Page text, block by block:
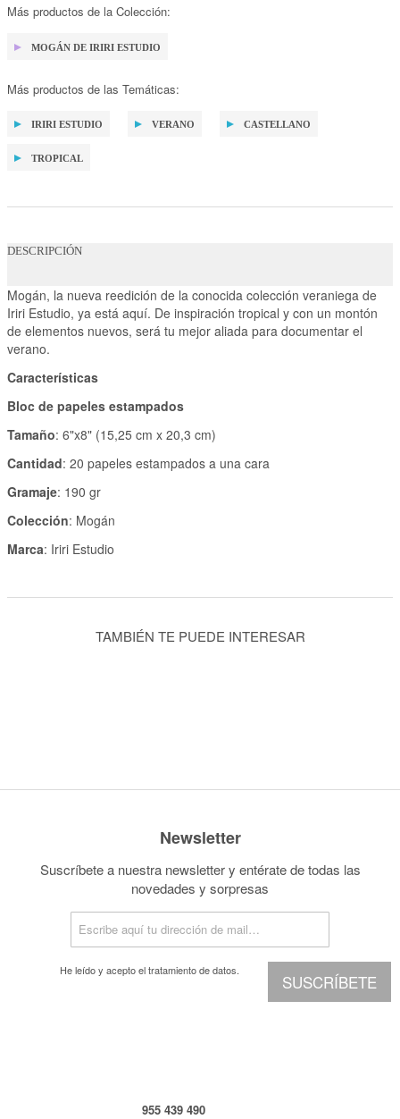
Más productos de la Colección:
MOGÁN DE IRIRI ESTUDIO
Más productos de las Temáticas:
IRIRI ESTUDIO VERANO CASTELLANO
TROPICAL
DESCRIPCIÓN
Mogán, la nueva reedición de la conocida colección veraniega de
Iriri Estudio, ya está aquí. De inspiración tropical y con un montón
de elementos nuevos, será tu mejor aliada para documentar el
verano.
Características
Bloc de papeles estampados
Tamaño: 6"x8" (15,25 cm x 20,3 cm)
Cantidad: 20 papeles estampados a una cara
Gramaje: 190 gr
Colección: Mogán
Marca: Iriri Estudio
TAMBIÉN TE PUEDE INTERESAR
Newsletter
Suscríbete a nuestra newsletter y entérate de todas las
novedades y sorpresas
SUSCRÍBETE
He leído y acepto eltratamiento de datos.
955 439 490